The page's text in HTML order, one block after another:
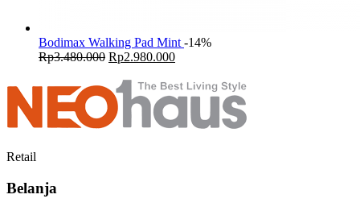
Bodimax Walking Pad Mint -14%
Rp3.480.000 Original
was:
Rp3.480.000.
Rp2.980.000Current
is:
Rp2.980.000.
Retail
Belanja